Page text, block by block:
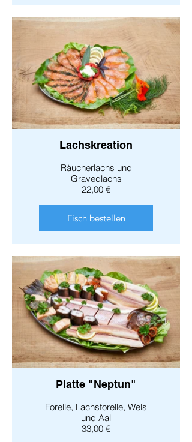
Lachskreation
Räucherlachs und
Gravedlachs
22,00 €
Fisch bestellen
Platte "Neptun"
Forelle, Lachsforelle, Wels
und Aal
33,00 €